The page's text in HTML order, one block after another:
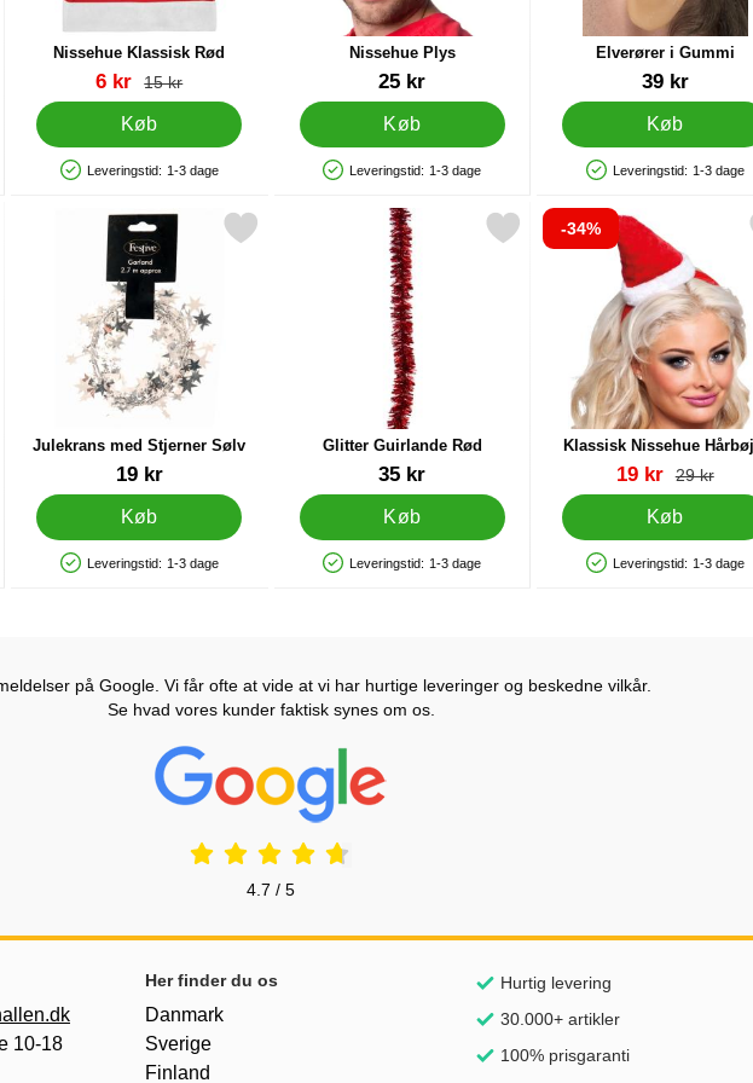
Nissehue Klassisk Rød
Varenr 89361pris
6 kr pris
15 kr
Køb
Produkttilgængelighed: På lager
Leveringstid: 1-3 dage
Nissehue Plys
25 kr
Køb
Produkttilgængelighed: På lager
Leveringstid: 1-3 dage
Elverører i Gummi
39 kr
Køb
Produkttilgængelighed: På
Leveringstid: 1-3 dage
20 cm 2-pak som favorit
Julekrans med Stjerner Sølv
19 kr
Køb
Produkttilgængelighed: På lager
Leveringstid: 1-3 dage
Markér julekrans med Stjerner Sølv som favorit
Glitter Guirlande Rød
35 kr
Køb
Produkttilgængelighed: På lager
Leveringstid: 1-3 dage
Markér glitter Guirlande Rød som favorit
-34%
Klassisk Nissehue
Varenr 16386
pris
19 kr pris
29 kr
Køb
Produkttilgængelighed: På
Leveringstid: 1-3 dage
Markér klassisk
på Google. Vi får ofte at vide at vi har hurtige leveringer og beskedne vilkår.
Se hvad vores kunder faktisk synes om os.
Prisjakt Anmeldelser: 4.7 Stjerne
4.7 / 5
10-18
Her finder du os
Danmark
Sverige
Finland
Hurtig levering
30.000+ artikler
100% prisgaranti